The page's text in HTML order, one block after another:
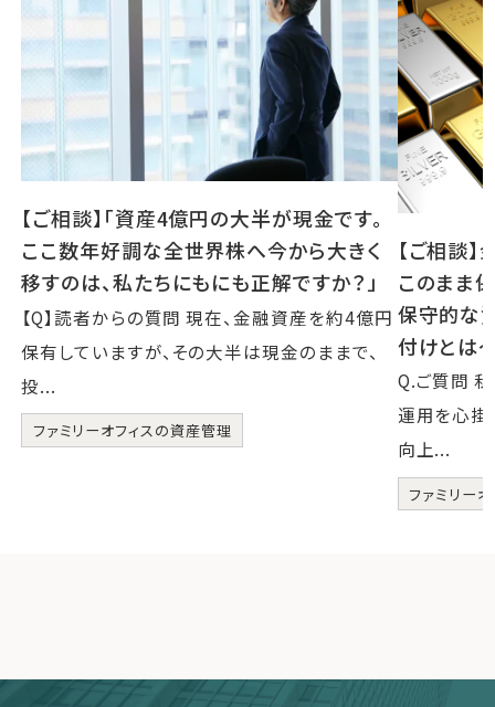
【ご相談】「資産4億円の大半が現金です。
ここ数年好調な全世界株へ今から大きく
移すのは、私たちにもにも正解ですか？」
【Q】読者からの質問 現在、金融資産を約4億円
保有していますが、その大半は現金のままで、
投...
ファミリーオフィスの資産管理
【ご相談
このまま
保守的な
付けとは
Q.ご質問
運用を心掛
向上...
ファミリー